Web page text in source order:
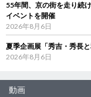
55年間、京の街を走り続
イベントを開催
2026年8月6日
夏季企画展「秀吉・秀長
2026年8月6日
動画